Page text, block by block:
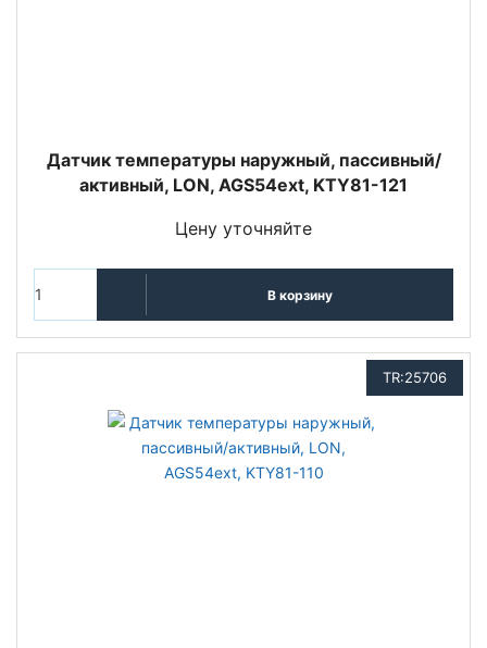
Датчик температуры наружный, пассивный/
активный, LON, AGS54ext, KTY81-121
Цену уточняйте
В корзину
TR:25706